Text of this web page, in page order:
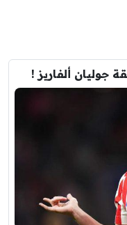
جوليان ألفاريز !